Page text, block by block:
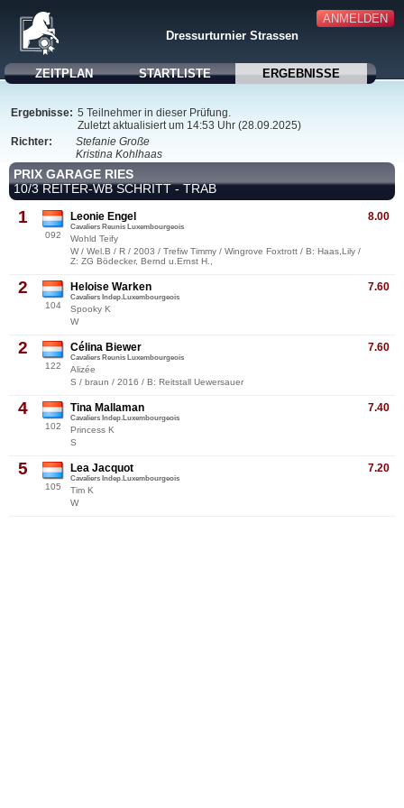
ANMELDEN
Dressurturnier Strassen
ZEITPLAN STARTLISTE ERGEBNISSE
Ergebnisse: 5 Teilnehmer in dieser Prüfung.
Zuletzt aktualisiert um 14:53 Uhr (28.09.2025)
Richter:
Stefanie Große
Kristina Kohlhaas
PRIX GARAGE RIES
10/3 REITER-WB SCHRITT - TRAB
1
092
8.00
Leonie Engel
Cavaliers Reunis Luxembourgeois
Wohld Teify
W / Wel.B / R / 2003 / Trefiw Timmy / Wingrove Foxtrott / B: Haas,Lily /
Z: ZG Bödecker, Bernd u.Ernst H.,
2
104
7.60
Heloise Warken
Cavaliers Indep.Luxembourgeois
Spooky K
W
2
122
7.60
Célina Biewer
Cavaliers Reunis Luxembourgeois
Alizée
S / braun / 2016 / B: Reitstall Uewersauer
4
102
7.40
Tina Mallaman
Cavaliers Indep.Luxembourgeois
Princess K
S
5
105
7.20
Lea Jacquot
Cavaliers Indep.Luxembourgeois
Tim K
W